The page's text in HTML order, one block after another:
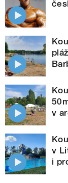
v
v
i